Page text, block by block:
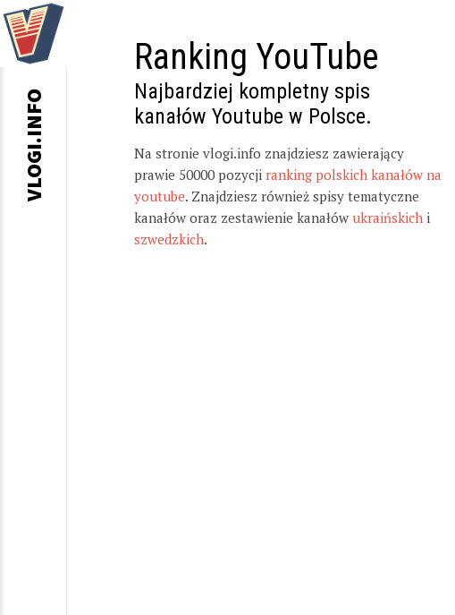
Ranking YouTube
Najbardziej kompletny spis
kanałów Youtube w Polsce.
Na stronie vlogi.info znajdziesz zawierający
prawie 50000 pozycji ranking polskich kanałów na
youtube. Znajdziesz również spisy tematyczne
kanałów oraz zestawienie kanałów ukraińskich i
szwedzkich.
VLOGI.INFO